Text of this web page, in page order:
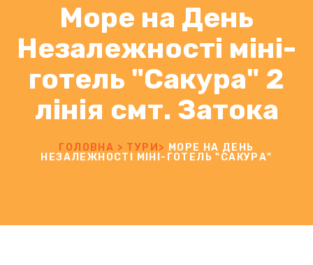
Море на День
Незалежності міні-
готель "Сакура" 2
лінія смт. Затока
ГОЛОВНА > ТУРИ > МОРЕ НА ДЕНЬ
НЕЗАЛЕЖНОСТІ МІНІ-ГОТЕЛЬ "САКУРА"